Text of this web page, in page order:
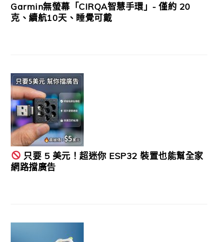
Garmin無螢幕「CIRQA智慧手環」- 僅約 20
克、續航10天、睡覺可戴
只要 5 美元！超迷你 ESP32 裝置也能幫全家
網路擋廣告